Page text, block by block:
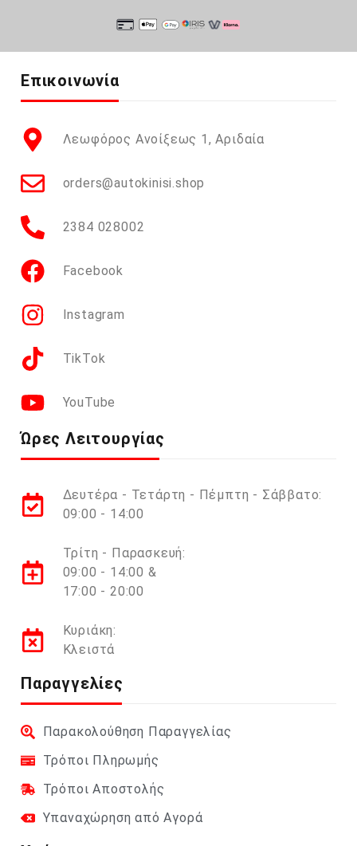
Επικοινωνία
Λεωφόρος Ανοίξεως 1, Αριδαία
orders@autokinisi.shop
2384 028002
Facebook
Instagram
TikTok
YouTube
Ώρες Λειτουργίας
Δευτέρα - Τετάρτη - Πέμπτη - Σάββατο:
09:00 - 14:00
Τρίτη - Παρασκευή:
09:00 - 14:00 &
17:00 - 20:00
Κυριάκη:
Κλειστά
Παραγγελίες
Παρακολούθηση Παραγγελίας
Τρόποι Πληρωμής
Τρόποι Αποστολής
Υπαναχώρηση από Αγορά